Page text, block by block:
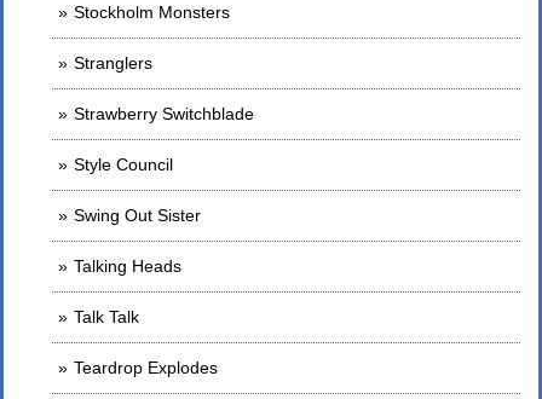
Stockholm Monsters
Stranglers
Strawberry Switchblade
Style Council
Swing Out Sister
Talking Heads
Talk Talk
Teardrop Explodes